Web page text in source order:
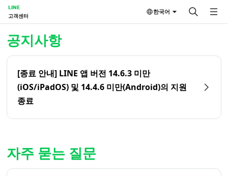
LINE
고객센터
한국어
공지사항
[종료 안내] LINE 앱 버전 14.6.3 미만
(iOS/iPadOS) 및 14.4.6 미만(Android)의 지원
종료
자주 묻는 질문